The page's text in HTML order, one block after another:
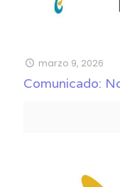
marzo 9, 2026
Comunicado: